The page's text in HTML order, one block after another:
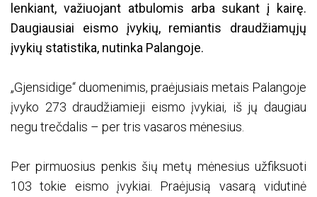
lenkiant, važiuojant atbulomis arba sukant į kairę.
Daugiausiai eismo įvykių, remiantis draudžiamųjų
įvykių statistika, nutinka Palangoje.
„Gjensidige“ duomenimis, praėjusiais metais Palangoje
įvyko 273 draudžiamieji eismo įvykiai, iš jų daugiau
negu trečdalis – per tris vasaros mėnesius.
Per pirmuosius penkis šių metų mėnesius užfiksuoti
103 tokie eismo įvykiai. Praėjusią vasarą vidutinė